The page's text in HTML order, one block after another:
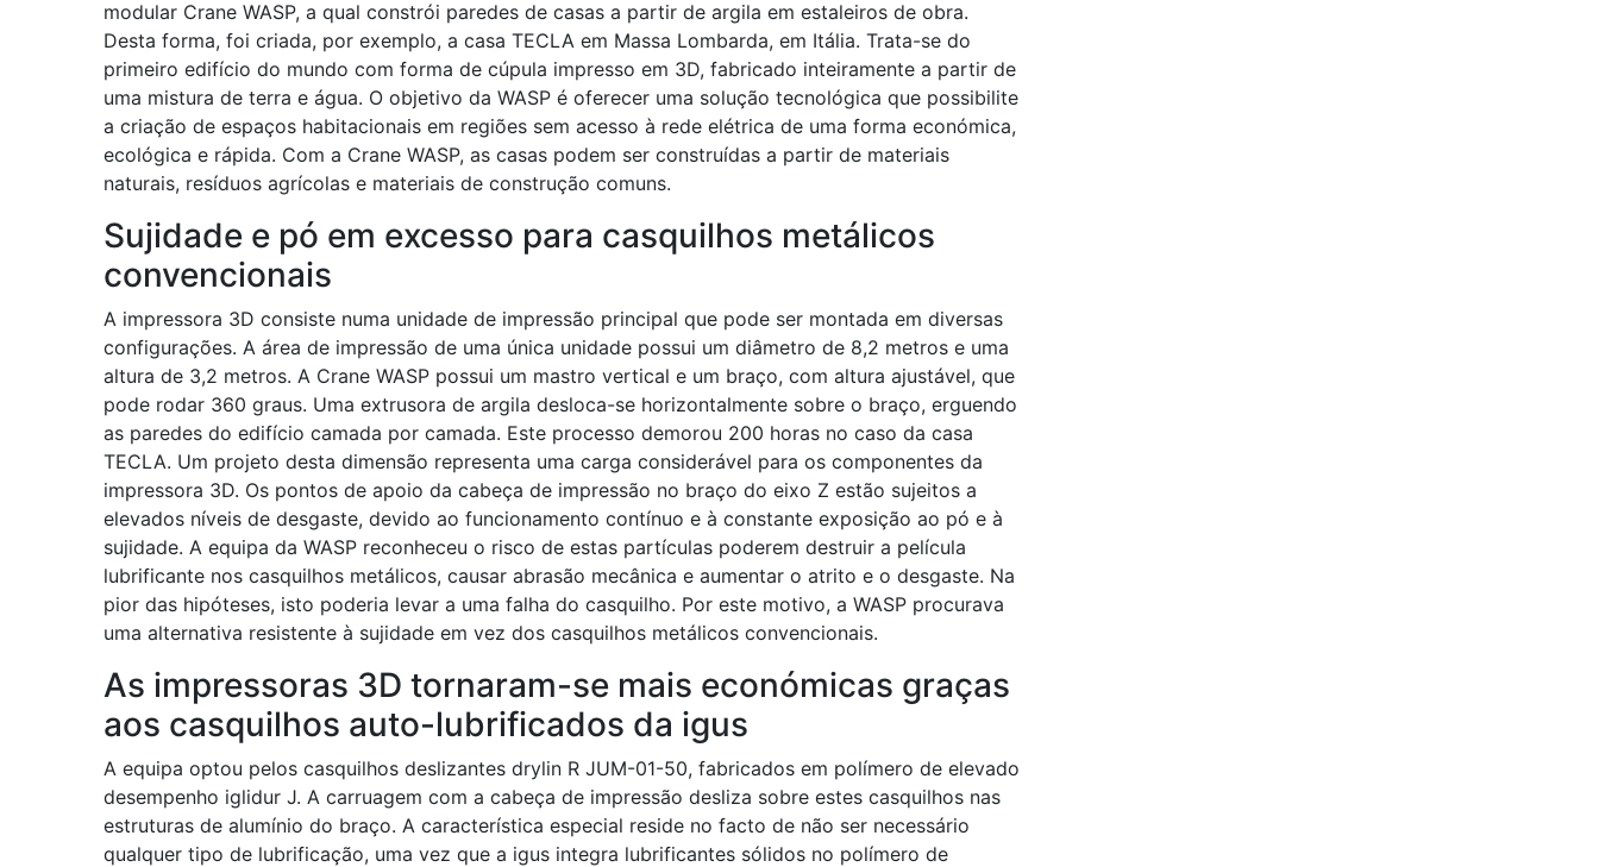
modular Crane WASP, a qual constrói paredes de casas a partir de argila em estaleiros de obra.
Desta forma, foi criada, por exemplo, a casa TECLA em Massa Lombarda, em Itália. Trata-se do
primeiro edifício do mundo com forma de cúpula impresso em 3D, fabricado inteiramente a partir de
uma mistura de terra e água. O objetivo da WASP é oferecer uma solução tecnológica que possibilite
a criação de espaços habitacionais em regiões sem acesso à rede elétrica de uma forma económica,
ecológica e rápida. Com a Crane WASP, as casas podem ser construídas a partir de materiais
naturais, resíduos agrícolas e materiais de construção comuns.
Sujidade e pó em excesso para casquilhos metálicos
convencionais
A impressora 3D consiste numa unidade de impressão principal que pode ser montada em diversas
configurações. A área de impressão de uma única unidade possui um diâmetro de 8,2 metros e uma
altura de 3,2 metros. A Crane WASP possui um mastro vertical e um braço, com altura ajustável, que
pode rodar 360 graus. Uma extrusora de argila desloca-se horizontalmente sobre o braço, erguendo
as paredes do edifício camada por camada. Este processo demorou 200 horas no caso da casa
TECLA. Um projeto desta dimensão representa uma carga considerável para os componentes da
impressora 3D. Os pontos de apoio da cabeça de impressão no braço do eixo Z estão sujeitos a
elevados níveis de desgaste, devido ao funcionamento contínuo e à constante exposição ao pó e à
sujidade. A equipa da WASP reconheceu o risco de estas partículas poderem destruir a película
lubrificante nos casquilhos metálicos, causar abrasão mecânica e aumentar o atrito e o desgaste. Na
pior das hipóteses, isto poderia levar a uma falha do casquilho. Por este motivo, a WASP procurava
uma alternativa resistente à sujidade em vez dos casquilhos metálicos convencionais.
As impressoras 3D tornaram-se mais económicas graças
aos casquilhos auto-lubrificados da igus
A equipa optou pelos casquilhos deslizantes drylin R JUM-01-50, fabricados em polímero de elevado
desempenho iglidur J. A carruagem com a cabeça de impressão desliza sobre estes casquilhos nas
estruturas de alumínio do braço. A característica especial reside no facto de não ser necessário
qualquer tipo de lubrificação, uma vez que a igus integra lubrificantes sólidos no polímero de